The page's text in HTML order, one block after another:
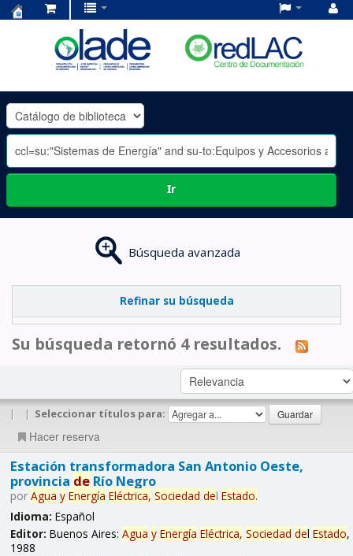
OLADE
-
Ir
Búsqueda avanzada
Refinar su búsqueda
Su búsqueda retornó 4 resultados.
| | Seleccionar títulos para:
Hacer reserva
Estación transformadora San Antonio Oeste,
provincia deRío Negro
por Agua y Energía Eléctrica, Sociedad del Estado.
Idioma: Español
Editor: Buenos Aires: Agua y Energía Eléctrica, Sociedad del Estado,
1988